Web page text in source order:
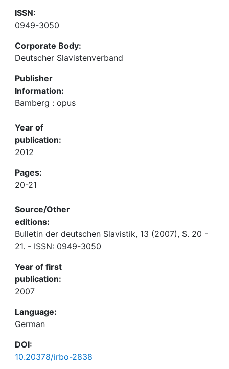
ISSN:
0949-3050
Corporate Body:
Deutscher Slavistenverband
Publisher
Information:
Bamberg : opus
Year of
publication:
2012
Pages:
20-21
Source/Other
editions:
Bulletin der deutschen Slavistik, 13 (2007), S. 20 -
21. - ISSN: 0949-3050
Year of first
publication:
2007
Language:
German
DOI:
10.20378/irbo-2838